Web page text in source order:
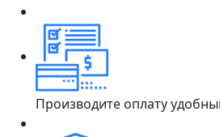
Производите оплату